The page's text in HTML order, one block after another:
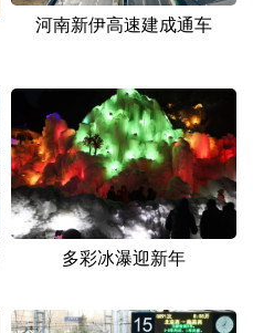
河南新伊高速建成通车
多彩冰瀑迎新年